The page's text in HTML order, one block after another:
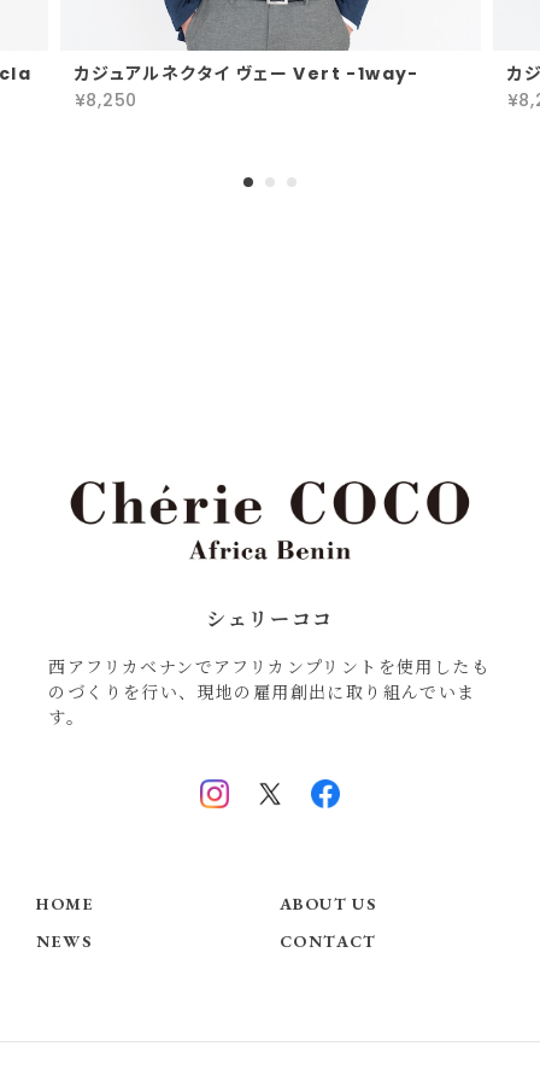
cla
カジュアルネクタイ ヴェー Vert -1way-
¥8,250
カ
シェリーココ
西アフリカベナンでアフリカンプリントを使用したも
のづくりを行い、現地の雇用創出に取り組んでいま
す。
HOME
ABOUT US
NEWS
CONTACT